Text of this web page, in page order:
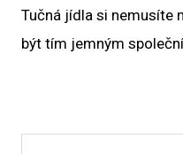
Tučná jídla si nemusíte
být tím jemným